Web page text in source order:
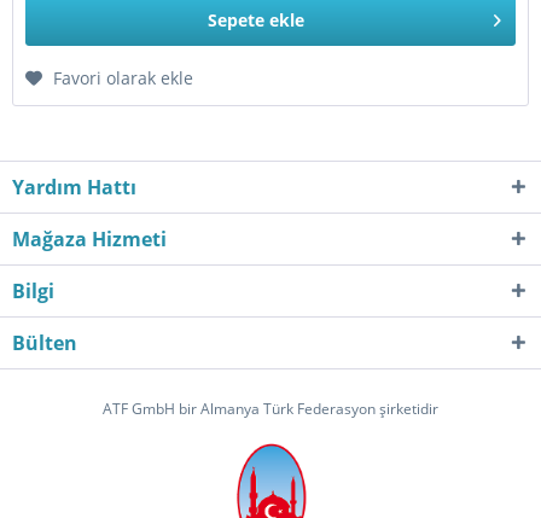
Sepete ekle
Favori olarak ekle
Yardım Hattı
Mağaza Hizmeti
Bilgi
Bülten
ATF GmbH bir Almanya Türk Federasyon şirketidir